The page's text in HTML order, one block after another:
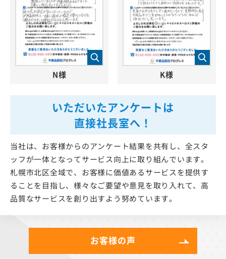
いただいたアンケートは
直接社長室へ！
当社は、お客様からのアンケート結果を共有し、全スタ
ッフが一体となってサービス向上に取り組んでいます。
札幌市北区全域で、お客様に価値あるサービスを提供す
ることを目指し、様々なご要望や意見を取り入れて、高
品質なサービスを創り出すよう努めています。
N様 K様
お客様の声